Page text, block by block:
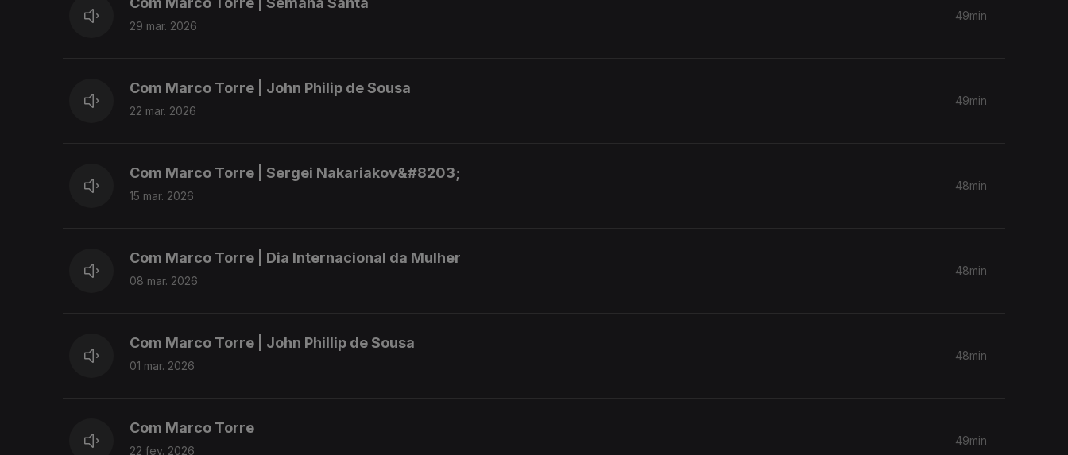
29 mar. 2026
49min
Com Marco Torre | John Philip de Sousa
22 mar. 2026
49min
Com Marco Torre | Sergei Nakariakov&#8203;
15 mar. 2026
48min
Com Marco Torre | Dia Internacional da Mulher
08 mar. 2026
48min
Com Marco Torre | John Phillip de Sousa
01 mar. 2026
48min
Com Marco Torre
22 fev. 2026
49min